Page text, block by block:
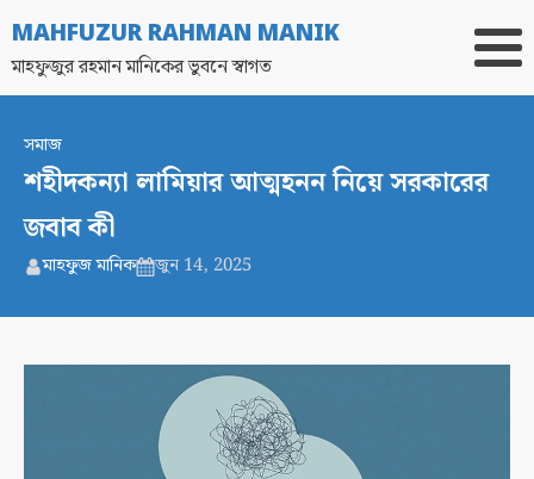
MAHFUZUR RAHMAN MANIK
মাহফুজুর রহমান মানিকের ভুবনে স্বাগত
সমাজ
শহীদকন্যা লামিয়ার আত্মহনন নিয়ে সরকারের
জবাব কী
মাহফুজ মানিক জুন 14, 2025